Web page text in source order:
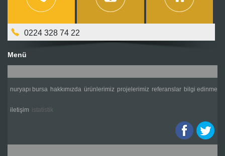
0224 328 74 22
Menü
nuryapı bursa hakkımızda ürünlerimiz projelerimiz referanslar bilgi edinme
i̇letişim i̇statistik